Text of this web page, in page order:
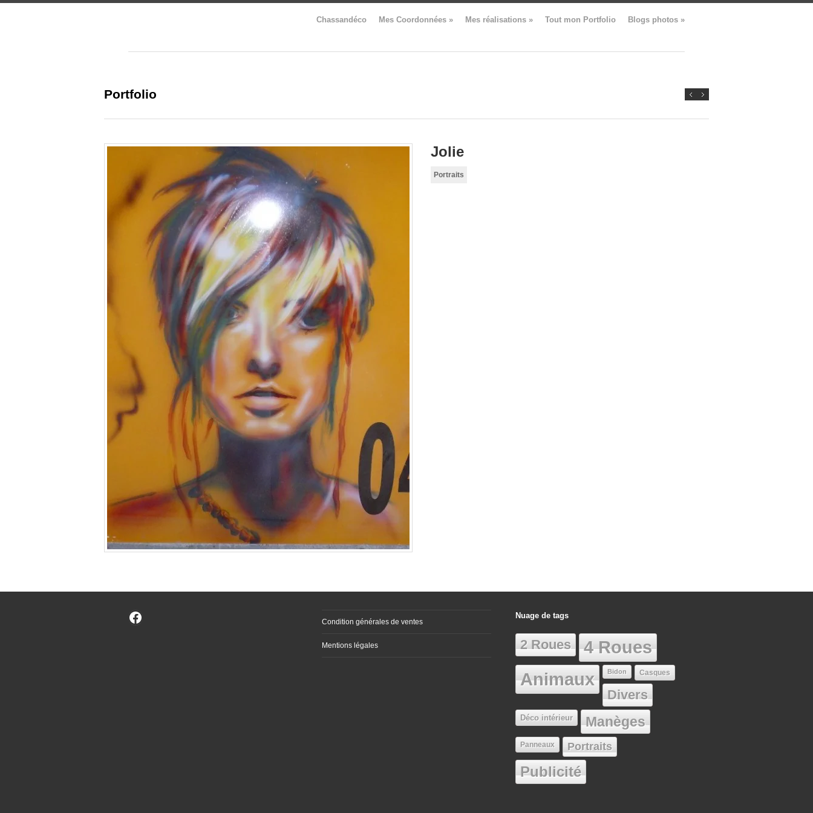
Chassandéco Mes Coordonnées » Mes réalisations » Tout mon Portfolio Blogs photos »
Portfolio
Jolie
Portraits
Facebook Condition générales de ventes
Mentions légales
Nuage de tags
2 Roues 4 Roues
Animaux Bidon Casques
Divers
Déco intérieur Manèges
Panneaux Portraits
Publicité